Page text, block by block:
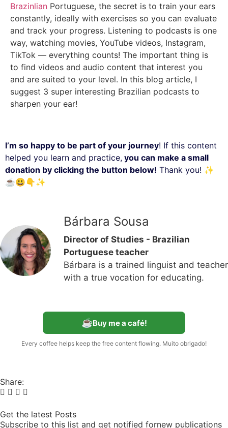
Brazinlian Portuguese, the secret is to train your ears
constantly, ideally with exercises so you can evaluate
and track your progress. Listening to podcasts is one
way, watching movies, YouTube videos, Instagram,
TikTok — everything counts! The important thing is
to find videos and audio content that interest you
and are suited to your level. In this blog article, I
suggest 3 super interesting Brazilian podcasts to
sharpen your ear!
I’m so happy to be part of your journey! If this content
helped you learn and practice, you can make a small
donation by clicking the button below! Thank you! ✨
☕😃 👇✨
Bárbara Sousa
Director of Studies - Brazilian
Portuguese teacher
Bárbara is a trained linguist and teacher
with a true vocation for educating.
☕Buy me a café!
Every coffee helps keep the free content flowing. Muito obrigado!
Share:
Get the latest Posts
Subscribe to this list and get notified fornew publications